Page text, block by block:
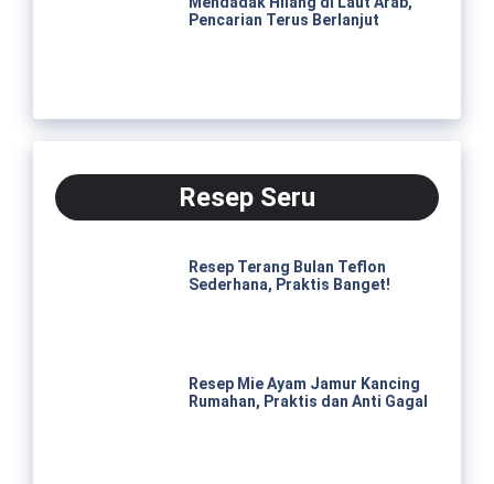
Pencarian Terus Berlanjut
Resep Seru
Resep Terang Bulan Teflon
Sederhana, Praktis Banget!
Resep Mie Ayam Jamur Kancing
Rumahan, Praktis dan Anti Gagal